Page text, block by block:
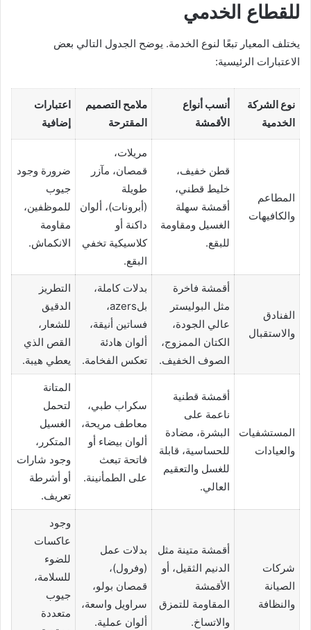
للقطاع الخدمي
يختلف المعيار تبعًا لنوع الخدمة. يوضح الجدول التالي بعض
الاعتبارات الرئيسية:
نوع الشركة
الخدمية
أنسب أنواع
الأقمشة
ملامح التصميم
المقترحة
اعتبارات
إضافية
المطاعم
والكافيهات
قطن خفيف،
خليط قطني،
أقمشة سهلة
الغسيل ومقاومة
للبقع.
مريلات،
قمصان، مآزر
طويلة
(أبرونات)، ألوان
داكنة أو
كلاسيكية تخفي
البقع.
ضرورة وجود
جيوب
للموظفين،
مقاومة
الانكماش.
الفنادق
والاستقبال
أقمشة فاخرة
مثل البوليستر
عالي الجودة،
الكتان الممزوج،
الصوف الخفيف.
بدلات كاملة،
بلazers،
فساتين أنيقة،
ألوان هادئة
تعكس الفخامة.
التطريز
الدقيق
للشعار،
القص الذي
يعطي هيبة.
المستشفيات
والعيادات
أقمشة قطنية
ناعمة على
البشرة، مضادة
للحساسية، قابلة
للغسل والتعقيم
العالي.
سكراب طبي،
معاطف مريحة،
ألوان بيضاء أو
فاتحة تبعث
على الطمأنينة.
المتانة
لتحمل
الغسيل
المتكرر،
وجود شارات
أو أشرطة
تعريف.
شركات
الصيانة
والنظافة
أقمشة متينة مثل
الدنيم الثقيل، أو
الأقمشة
المقاومة للتمزق
والاتساخ.
بدلات عمل
(وفرول)،
قمصان بولو،
سراويل واسعة،
ألوان عملية.
وجود
عاكسات
للضوء
للسلامة،
جيوب
متعددة